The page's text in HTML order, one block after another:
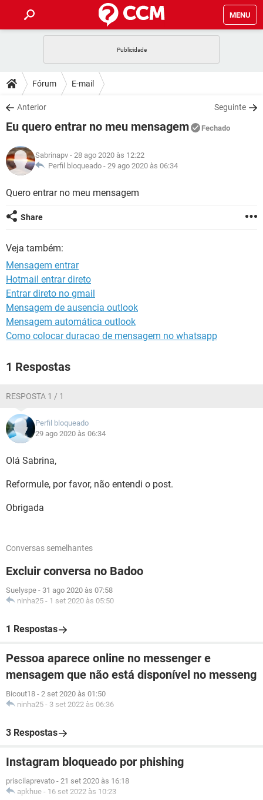
MENU
CELULAR
OUTLOOK
INSTAGRAM GMAIL
GUIA DE COMPRAS
DICAS
JOGOS
INSTAGRAM GMAIL
GUIA DE COMPRAS
DOWNLOADS
JOGOS WHATSAPP
CELULAR
OUTLOOK EXCEL
FÓRUM
JOGOS WHATSAPP
CELULAR
OUTLOOK
INSTAGRAM
GLOSSÁRIO
INSTAGRAM
GUIA DE COMPRAS
Fórum E-mail
Anterior Seguinte
Eu quero entrar no meu mensagem Fechado
Sabrinapv - 28 ago 2020 às 12:22
Perfil bloqueado - 29 ago 2020 às 06:34
Quero entrar no meu mensagem
Share
Veja também:
Mensagem entrar
Hotmail entrar direto
Entrar direto no gmail
Mensagem de ausencia outlook
Mensagem automática outlook
Como colocar duracao de mensagem no whatsapp
1 Respostas
RESPOSTA 1 / 1
Perfil bloqueado
29 ago 2020 às 06:34
Olá Sabrina,
Reformule, por favor, não entendi o post.
Obrigada
Conversas semelhantes
Excluir conversa no Badoo
Suelyspe - 31 ago 2020 às 07:58
ninha25 - 1 set 2020 às 05:50
1 Respostas
Pessoa aparece online no messenger e
mensagem que não está disponível no messeng
Bicout18 - 2 set 2020 às 01:50
ninha25 - 3 set 2022 às 06:36
3 Respostas
Instagram bloqueado por phishing
priscilaprevato - 21 set 2020 às 16:18
apkhue - 16 set 2022 às 10:23